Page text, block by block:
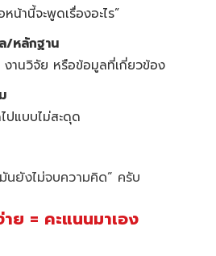
น้านี้จะพูดเรื่องอะไร”
/หลักฐาน
านวิจัย หรือข้อมูลที่เกี่ยวข้อง
ปแบบไม่สะดุด
นยังไม่จบความคิด” ครับ
ย = คะแนนมาเอง